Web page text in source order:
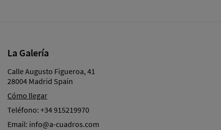
La Galería
Calle Augusto Figueroa, 41
28004 Madrid Spain
Cómo llegar
Teléfono: +34 915219970
Email: info@a-cuadros.com